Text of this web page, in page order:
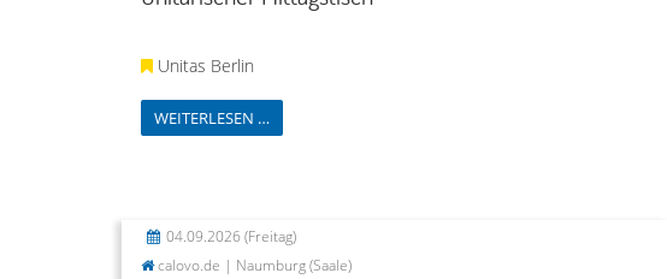
Unitas Berlin
WEITERLESEN …
04.09.2026 (Freitag)
calovo.de | Naumburg (Saale)